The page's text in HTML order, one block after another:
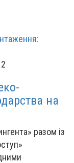
на
разом із